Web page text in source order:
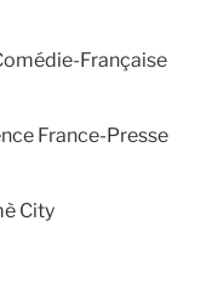
Française
France-Presse
City